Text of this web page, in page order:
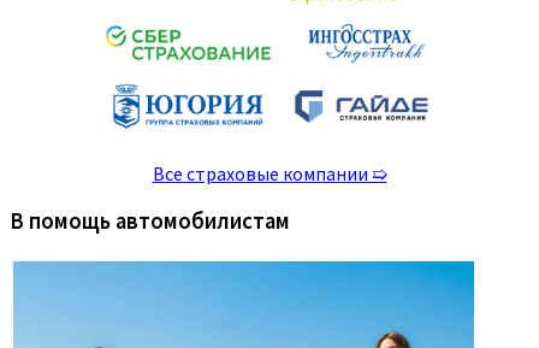
Все страховые компании ➯
В помощь автомобилистам